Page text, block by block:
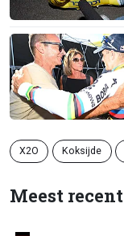
X2O Koksijde
Meest recent